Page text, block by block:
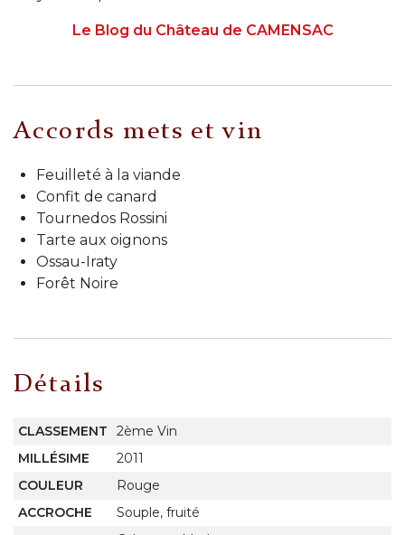
Le Blog du Château de CAMENSAC
Accords mets et vin
Feuilleté à la viande
Confit de canard
Tournedos Rossini
Tarte aux oignons
Ossau-Iraty
Forêt Noire
Détails
CLASSEMENT
2ème Vin
MILLÉSIME
2011
COULEUR
Rouge
ACCROCHE
Souple, fruité